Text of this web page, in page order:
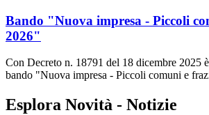
Bando "Nuova impresa - Piccoli
2026"
Con Decreto n. 18791 del 18 dicembre 2025
bando "Nuova impresa - Piccoli comuni e
Esplora Novità - Notizie